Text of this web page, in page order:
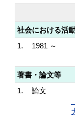
社会における活
1.
1981 ～
著書・論文等
1.
論文